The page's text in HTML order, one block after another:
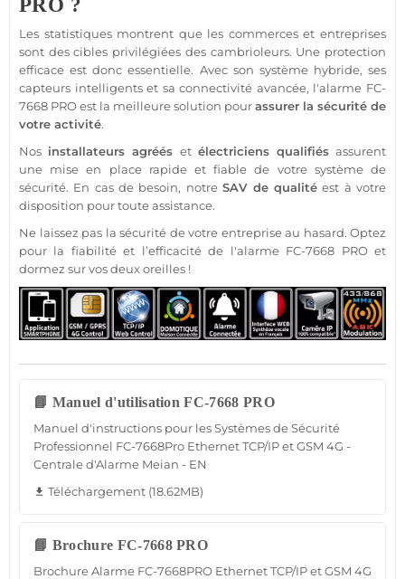
PRO ?
Les statistiques montrent que les commerceset entreprises
sont des cibles privilégiées des cambrioleurs. Une protection
efficace est donc essentielle. Avec son systèmehybride, ses
capteurs intelligents et sa connectivité avancée, l'alarme FC-
7668 PRO est la meilleure solution pourassurer la sécurité de
votre activité.
Nos installateurs agréés et électriciens qualifiésassurent
une mise en place rapide etfiable de votre systèmede
sécurité. En cas de besoin, notreSAV de qualitéest à votre
disposition pour touteassistance.
Ne laissez pas la sécurité de votre entreprise au hasard. Optez
pour la fiabilité et l’efficacité de l'alarme FC-7668 PRO et
dormez sur vos deux oreilles !
📘 Manuel d'utilisation FC-7668 PRO
Manuel d'instructions pour les Systèmes de Sécurité
Professionnel FC-7668Pro Ethernet TCP/IP et GSM 4G -
Centrale d'Alarme Meian - EN
file_download Téléchargement (18.62MB)
📘 Brochure FC-7668 PRO
Brochure Alarme FC-7668PRO Ethernet TCP/IP et GSM 4G